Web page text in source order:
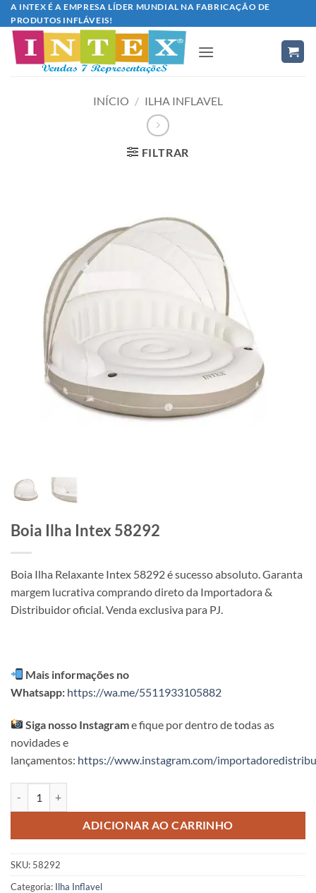
Skip
to
content
A INTEX É A EMPRESA LÍDER MUNDIAL NA FABRICAÇÃO DE
PRODUTOS INFLÁVEIS!
INÍCIO / ILHA INFLAVEL
FILTRAR
Boia Ilha Intex 58292
Boia Ilha Relaxante Intex 58292 é sucesso absoluto. Garanta
margem lucrativa comprando direto da Importadora &
Distribuidor oficial. Venda exclusiva para PJ.
Mais informações no
Whatsapp: https://wa.me/5511933105882
Siga nosso Instagrame fique por dentro de todas as
novidades e
lançamentos: https://www.instagram.com/
ADICIONAR AO CARRINHO
SKU: 58292
Categoria: Ilha Inflavel